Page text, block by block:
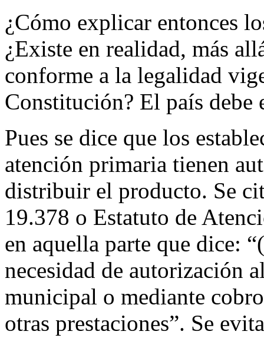
¿Cómo explicar entonces
¿Existe en realidad, más
conforme a la legalidad
Constitución? El país debe
Pues se dice que los
atención primaria tienen
distribuir el producto. Se
19.378 o Estatuto de
en aquella parte que dice:
necesidad de autorización
municipal o mediante
otras prestaciones”. Se